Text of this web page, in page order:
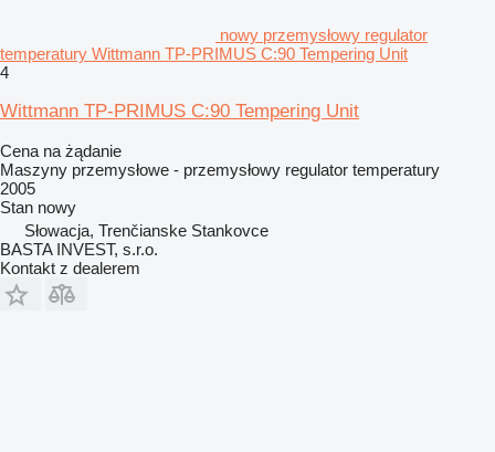
nowy przemysłowy regulator
temperatury Wittmann TP-PRIMUS C:90 Tempering Unit
4
Wittmann TP-PRIMUS C:90 Tempering Unit
Cena na żądanie
Maszyny przemysłowe - przemysłowy regulator temperatury
2005
Stan nowy
Słowacja, Trenčianske Stankovce
BASTA INVEST, s.r.o.
Kontakt z dealerem